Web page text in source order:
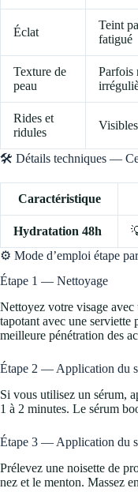
Éclat
Teint
fatigué
Texture de
peau
Parfois
Rides et
ridules
🛠️ Détails techniques — Ce
Caractéristique
Hydratation 48h
⚙️ Mode d’emploi étape
Étape 1 — Nettoyage
Nettoyez votre visage avec
tapotant avec une serviette
meilleure pénétration des
Étape 2 — Application du
Si vous utilisez un sérum,
1 à 2 minutes. Le sérum
Étape 3 — Application du
Prélevez une noisette de
nez et le menton. Massez